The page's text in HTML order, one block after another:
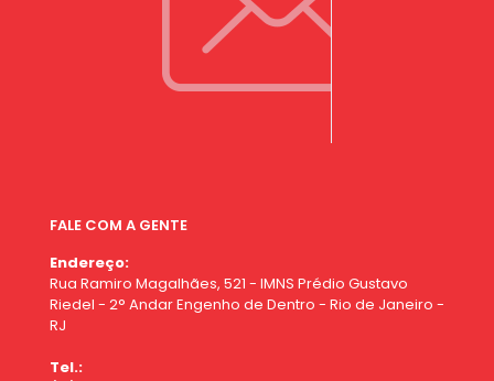
FALE COM A GENTE
Endereço:
Rua Ramiro Magalhães, 521 - IMNS Prédio Gustavo
Riedel - 2° Andar Engenho de Dentro - Rio de Janeiro -
RJ
Tel.: